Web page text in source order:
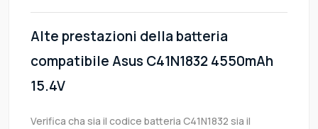
Alte prestazioni della batteria
compatibile Asus C41N1832 4550mAh
15.4V
Verifica cha sia il codice batteria C41N1832 sia il